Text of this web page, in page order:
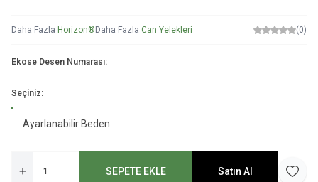
Daha Fazla Horizon® Daha Fazla Can Yelekleri (0)
Ekose Desen Numarası:
Seçiniz:
Ayarlanabilir Beden
SEPETE EKLE Satın Al